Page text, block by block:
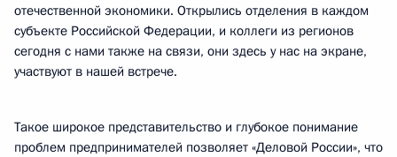
отечественной экономики. Открылись отделения в каждом
субъекте Российской Федерации, и коллеги из регионов
сегодня с нами также на связи, они здесь у нас на экране,
участвуют в нашей встрече.
Такое широкое представительство и глубокое понимание
проблем предпринимателей позволяет «Деловой России», что